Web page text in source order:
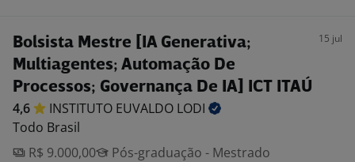
Bolsista Mestre [IA Generativa;
Multiagentes; Automação De
Processos; Governança De IA] ICT ITAÚ
15 jul
4,6 INSTITUTO EUVALDO LODI
Todo Brasil
R$ 9.000,00
Pós-graduação - Mestrado